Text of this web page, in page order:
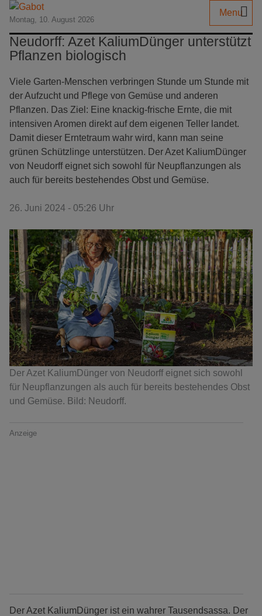
Montag, 10. August 2026
Menu
Neudorff: Azet KaliumDünger unterstützt
Pflanzen biologisch
Viele Garten-Menschen verbringen Stunde um Stunde mit
der Aufzucht und Pflege von Gemüse und anderen
Pflanzen. Das Ziel: Eine knackig-frische Ernte, die mit
intensiven Aromen direkt auf dem eigenen Teller landet.
Damit dieser Erntetraum wahr wird, kann man seine
grünen Schützlinge unterstützen. Der Azet KaliumDünger
von Neudorff eignet sich sowohl für Neupflanzungen als
auch für bereits bestehendes Obst und Gemüse.
26. Juni 2024 - 05:26 Uhr
Der Azet KaliumDünger von Neudorff eignet sich sowohl
für Neupflanzungen als auch für bereits bestehendes Obst
und Gemüse. Bild: Neudorff.
Anzeige
Der Azet KaliumDünger ist ein wahrer Tausendsassa. Der